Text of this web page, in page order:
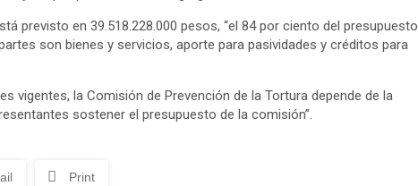
previsto en 39.518.228.000 pesos, “el 84 por ciento del presupuesto
son bienes y servicios, aporte para pasividades y créditos para
vigentes, la Comisión de Prevención de la Tortura depende de la
sostener el presupuesto de la comisión”.
Print